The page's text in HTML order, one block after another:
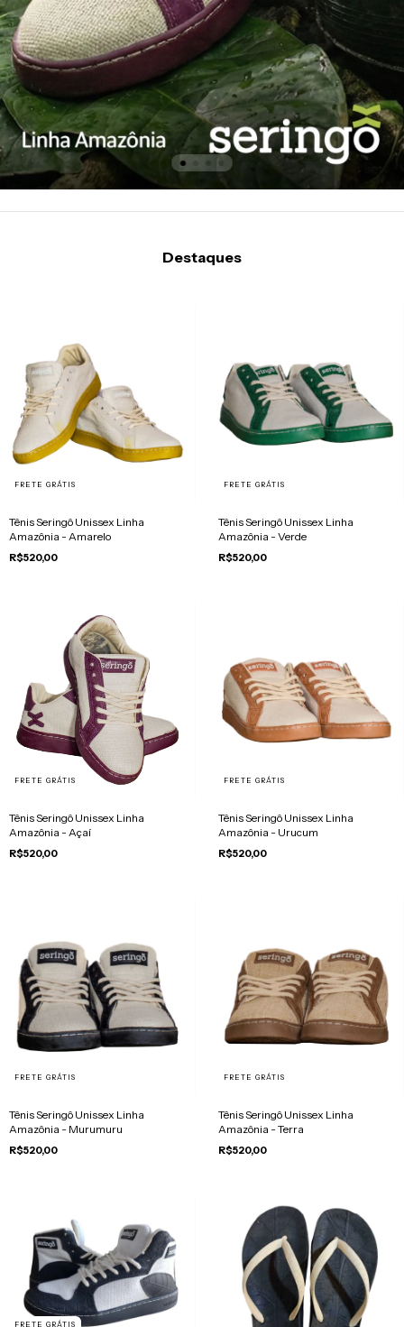
Destaques
FRETE GRÁTIS
Tênis Seringô Unissex Linha
Amazônia - Amarelo
R$520,00
FRETE GRÁTIS
Tênis Seringô Unissex Linha
Amazônia - Verde
R$520,00
FRETE GRÁTIS
Tênis Seringô Unissex Linha
Amazônia - Açaí
R$520,00
FRETE GRÁTIS
Tênis Seringô Unissex Linha
Amazônia - Urucum
R$520,00
FRETE GRÁTIS
Tênis Seringô Unissex Linha
Amazônia - Murumuru
R$520,00
FRETE GRÁTIS
Tênis Seringô Unissex Linha
Amazônia - Terra
R$520,00
FRETE GRÁTIS